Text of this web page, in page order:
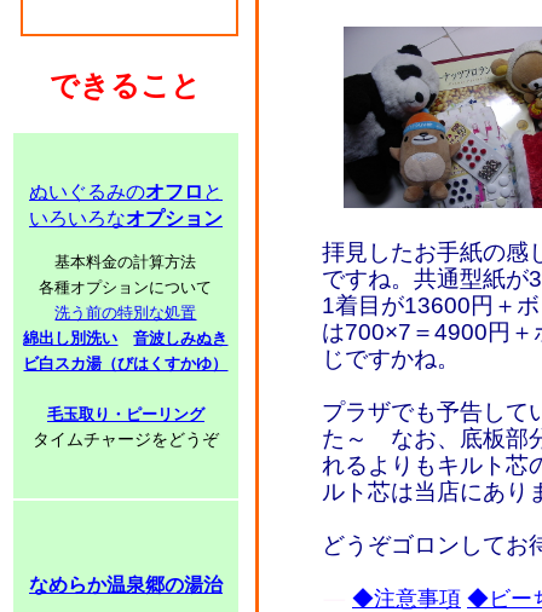
できること
ぬいぐるみのオフロ と
いろいろなオプション
基本料金の計算方法
各種オプションについて
洗う前の特別な処置
綿出し別洗い
音波しみぬき
ビ白スカ湯（びはくすかゆ）
毛玉取り・ピーリング
タイムチャージをどうぞ
なめらか温泉郷の湯治
拝見したお手紙の感
ですね。共通型紙が
1着目が13600円＋
は700×7＝4900円＋
じですかね。
プラザでも予告して
た～ なお、底板部
れるよりもキルト芯
ルト芯は当店にあり
どうぞゴロンしてお
◆注意事項 ◆ビー